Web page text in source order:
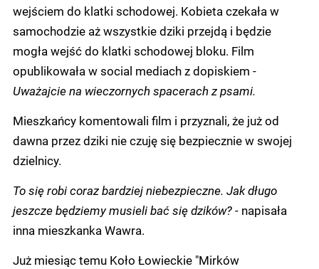
wejściem do klatki schodowej. Kobieta czekała w
samochodzie aż wszystkie dziki przejdą i będzie
mogła wejść do klatki schodowej bloku. Film
opublikowała w social mediach z dopiskiem -
Uważajcie na wieczornych spacerach z psami.
Mieszkańcy komentowali film i przyznali, że już od
dawna przez dziki nie czuję się bezpiecznie w swojej
dzielnicy.
To się robi coraz bardziej niebezpieczne. Jak długo
jeszcze będziemy musieli bać się dzików? - napisała
inna mieszkanka Wawra.
Już miesiąc temu Koło Łowieckie "Mirków